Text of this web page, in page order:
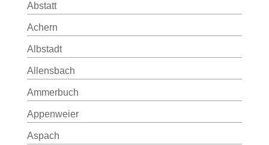
Abstatt
Achern
Albstadt
Allensbach
Ammerbuch
Appenweier
Aspach